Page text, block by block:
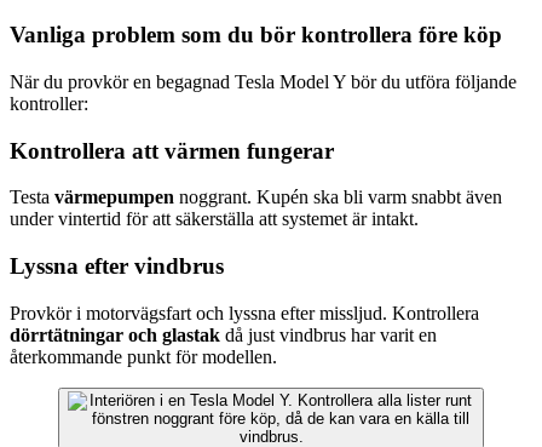
Vanliga problem som du bör kontrollera före köp
När du provkör en begagnad Tesla Model Y bör du utföra följande
kontroller:
Kontrollera att värmen fungerar
Testa värmepumpen noggrant. Kupén ska bli varm snabbt även
under vintertid för att säkerställa att systemet är intakt.
Lyssna efter vindbrus
Provkör i motorvägsfart och lyssna efter missljud. Kontrollera
dörrtätningar och glastak då just vindbrus har varit en
återkommande punkt för modellen.